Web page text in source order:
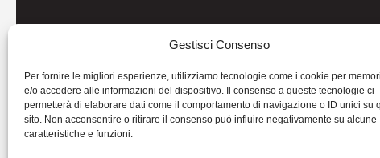
Gestisci Consenso
Per fornire le migliori esperienze, utilizziamo tecnologie come i cookie per
e/o accedere alle informazioni del dispositivo. Il consenso a queste tecnologie ci
permetterà di elaborare dati come il comportamento di navigazione o ID unici su
sito. Non acconsentire o ritirare il consenso può influire negativamente su alcune
caratteristiche e funzioni.